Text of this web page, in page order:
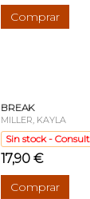
Comprar
BREAK
MILLER, KAYLA
Sin stock -
17,90 €
Comprar